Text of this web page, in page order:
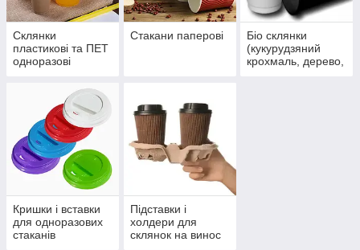
Підставки для стаканів:
Підставки служать для
стійкої установки стаканів на столі або іншій поверхні.
Зазвичай вони мають круглу або квадратну форму і
можуть бути зроблені з пластику або паперу.
громадського харчування, на фастфудах, заходах на
відкритому повітрі та інших місцях, де потрібна швидка та
зручна подача їжі та напоїв.
Склянки
пластикові та ПЕТ
одноразові
Стакани паперові
Біо склянки
(кукурудзяний
крохмаль, дерево,
Кришки і вставки
для одноразових
стаканів
Підставки і
холдери для
склянок на винос